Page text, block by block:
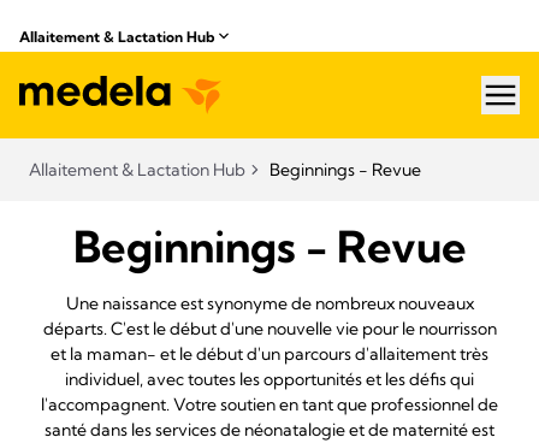
Allaitement & Lactation Hub
Allaitement & Lactation Hub Beginnings - Revue
Beginnings - Revue
Une naissance est synonyme de nombreux nouveaux
départs. C'est le début d'une nouvelle vie pour le nourrisson
et la maman- et le début d'un parcours d'allaitement très
individuel, avec toutes les opportunités et les défis qui
l'accompagnent. Votre soutien en tant que professionnel de
santé dans les services de néonatalogie et de maternité est